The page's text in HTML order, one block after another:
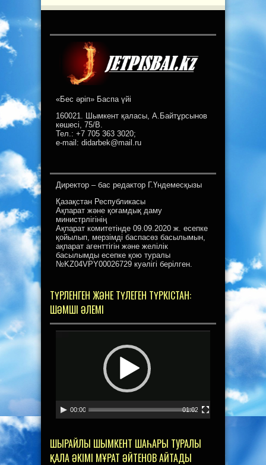
«Бес әріп» Баспа үйі
160021. Шымкент қаласы, А.Байтұрсынов
көшесі, 75/В.
Тел.: +7 705 363 3020;
e-mail: didarbek@mail.ru
Директор – бас редактор Г.Үндемесқызы
Қазақстан Республикасы
Ақпарат және қоғамдық даму
министрлігінің
Ақпарат комитетінде 09.09.2020 ж. есепке
қойылып, мерзімді баспасөз басылымын,
ақпарат агенттігін және желілік
басылымды есепке қою туралы
№KZ04VPY00026729 куәлігі берілген.
ТҮРЛЕНГЕН ЖӘНЕ ТҮЛЕГЕН ТҮРКІСТАН:
ШӘМШІ ӘЛЕМІ
00:00 01:02
ШЫРАЙЛЫ ШЫМКЕНТ ШАҺАРЫ ТУРАЛЫ
ҚАЛА ӘКІМІ МҰРАТ ӘЙТЕНОВ АЙТАДЫ